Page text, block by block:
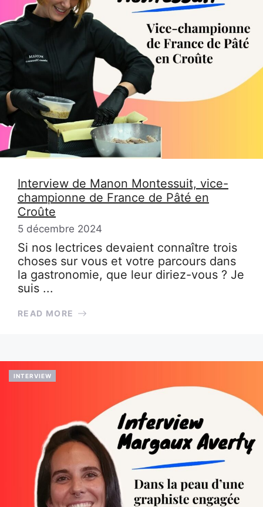
Interview de Manon Montessuit, vice-
championne de France de Pâté en
Croûte
5 décembre 2024
Si nos lectrices devaient connaître trois
choses sur vous et votre parcours dans
la gastronomie, que leur diriez-vous ? Je
suis ...
READ MORE
INTERVIEW